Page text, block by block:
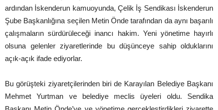
ardından İskenderun kamuoyunda, Çelik İş Sendikası İskenderun
Şube Başkanlığına seçilen Metin Önde tarafından da aynı başarılı
çalışmaların sürdürüleceği inancı hakim. Yeni yönetime hayırlı
olsuna gelenler ziyaretlerinde bu düşünceye sahip olduklarını
açık-açık ifade ediyorlar.
Bu görüşteki ziyaretçilerinden biri de Karayılan Belediye Başkanı
Mehmet Yurtman ve belediye meclis üyeleri oldu. Sendika